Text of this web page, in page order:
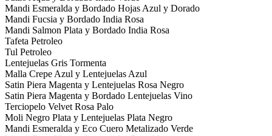
Mandi Esmeralda y Bordado Hojas Azul y Dorado
Mandi Fucsia y Bordado India Rosa
Mandi Salmon Plata y Bordado India Rosa
Tafeta Petroleo
Tul Petroleo
Lentejuelas Gris Tormenta
Malla Crepe Azul y Lentejuelas Azul
Satin Piera Magenta y Lentejuelas Rosa Negro
Satin Piera Magenta y Bordado Lentejuelas Vino
Terciopelo Velvet Rosa Palo
Moli Negro Plata y Lentejuelas Plata Negro
Mandi Esmeralda y Eco Cuero Metalizado Verde